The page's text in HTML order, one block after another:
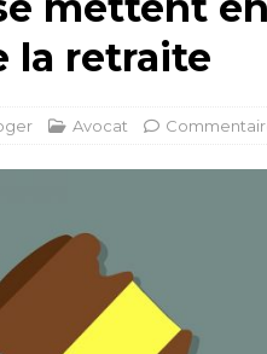
la retraite
Avocat